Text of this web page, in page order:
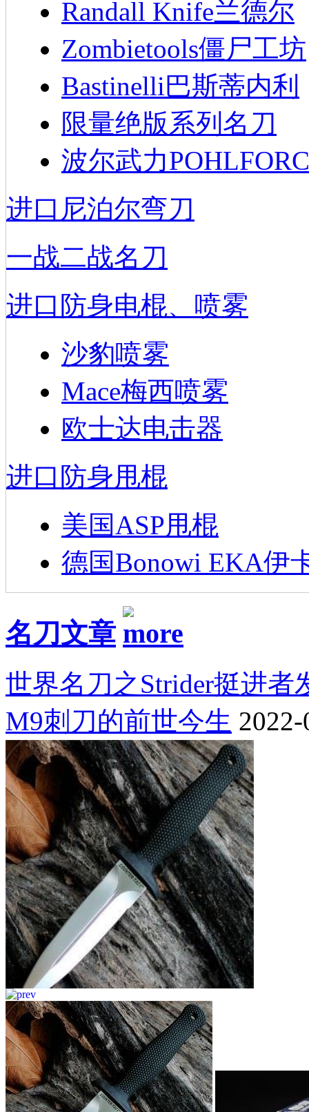
Randall Knife兰德尔
Zombietools僵尸工坊
Bastinelli巴斯蒂内利
限量绝版系列名刀
波尔武力
进口尼泊尔弯刀
一战二战名刀
进口防身电棍、喷雾
沙豹喷雾
Mace梅西喷雾
欧士达电击器
进口防身甩棍
美国ASP甩棍
德国Bonowi EKA伊
名刀文章
世界名刀之Strider挺进者
M9刺刀的前世今生